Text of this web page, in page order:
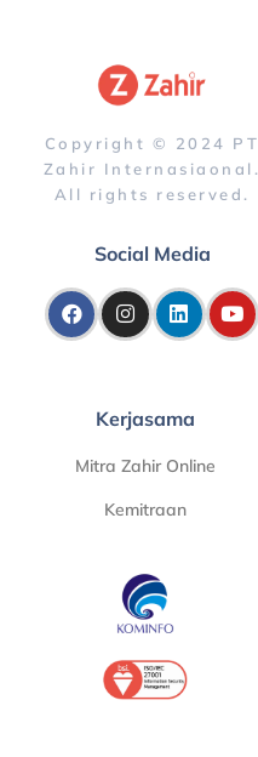
Copyright © 2024 PT
Zahir Internasiaonal.
All rights reserved.
Social Media
Kerjasama
Mitra Zahir Online
Kemitraan